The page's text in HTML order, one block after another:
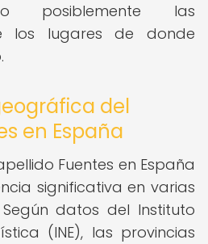
posiblemente las
los lugares de donde
del
en España
Fuentes en España
significativa en varias
datos del Instituto
(INE), las provincias